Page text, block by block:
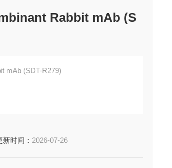
Rabbit mAb (S
mAb (SDT-R279)
新时间： 2026-07-26